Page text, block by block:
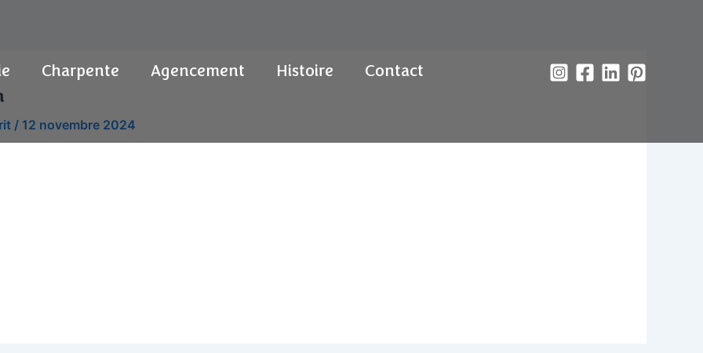
Charpente Agencement Histoire
Contact
/ 12 novembre 2024